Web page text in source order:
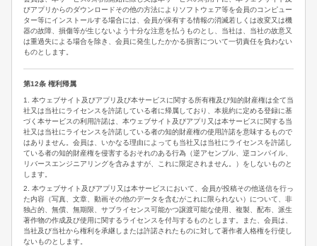
びアプリからのダウンロードその他の方法によりソフトウェア等を会員のコンピュー
ター等にインストールする場合には、会員が保有する情報の消滅若しくは改変又は機
器の故障、損傷等が生じないよう十分な注意を払うものとし、当社は、当社の故意又
は重過失による場合を除き、会員に発生したかかる損害について一切責任を負わない
ものとします。
第12条 権利帰属
1. 本ウェブサイト及びアプリ及び本サービスに関する所有権及び知的財産権は全て当
社又は当社にライセンスを許諾している者に帰属しており、本規約に定める登録に基
づく本サービスの利用許諾は、本ウェブサイト及びアプリ又は本サービスに関する当
社又は当社にライセンスを許諾している者の知的財産権の使用許諾を意味するもので
はありません。会員は、いかなる理由によっても当社又は当社にライセンスを許諾し
ている者の知的財産権を侵害するおそれのある行為（逆アセンブル、逆コンパイル、
リバースエンジニアリングを含みますが、これに限定されません。）をしないものと
します。
2. 本ウェブサイト及びアプリ又は本サービスにおいて、会員が投稿その他送信を行っ
た内容（写真、文章、動画その他のデータを含むがこれに限られない）について、非
独占的、無償、無期限、サブライセンス可能かつ譲渡可能な使用、複製、配布、派生
著作物の作成及び使用に関するライセンスを付与するものとします。また、会員は、
当社及び当社から権利を承継しまたは許諾されたものに対して著作者人格権を行使し
ないものとします。